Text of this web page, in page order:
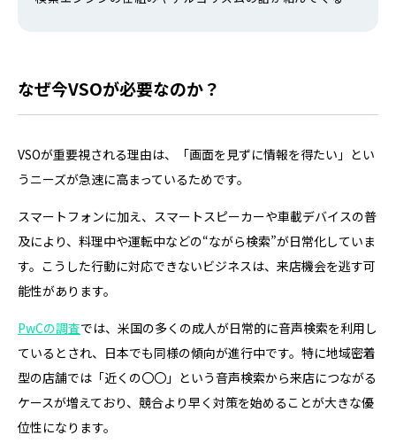
SEOの基礎知識から、無料でできる具体的なやり方まで、
初めての方にもわかりやすく解説…
なぜ今VSOが必要なのか？
VSOが重要視される理由は、「画面を見ずに情報を得たい」とい
うニーズが急速に高まっているためです。
スマートフォンに加え、スマートスピーカーや車載デバイスの普
及により、料理中や運転中などの“ながら検索”が日常化していま
す。こうした行動に対応できないビジネスは、来店機会を逃す可
能性があります。
PwCの調査では、米国の多くの成人が日常的に音声検索を利用し
ているとされ、日本でも同様の傾向が進行中です。特に地域密着
型の店舗では「近くの〇〇」という音声検索から来店につながる
ケースが増えており、競合より早く対策を始めることが大きな優
位性になります。